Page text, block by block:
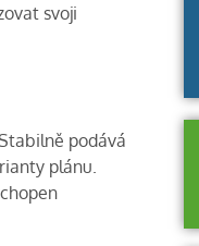
svoji
podává
plánu.